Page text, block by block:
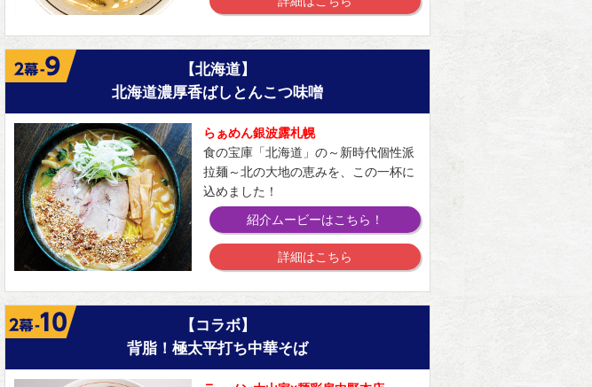
【北海道】
北海道濃厚香ばしとんこつ味噌
らぁめん銀波露札幌
食の宝庫「北海道」の～新時代個性派
拉麺～北の大地の恵みを、この一杯に
込めました！
紹介ムービーはこちら！
詳細はこちら
【コラボ】
背脂！極太平打ち中華そば